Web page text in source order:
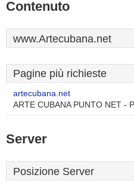
Contenuto
www.Artecubana.net
Pagine più richieste
artecubana.net
ARTE CUBANA PUNTO NET -
Server
Posizione Server